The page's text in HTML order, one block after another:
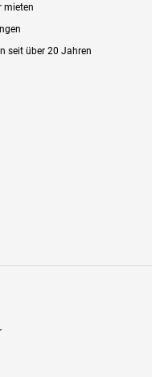
mieten
seit über 20 Jahren